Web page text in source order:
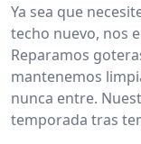
Ya sea que
techo nuevo, nos
Reparamos
mantenemos
nunca entre.
temporada tras